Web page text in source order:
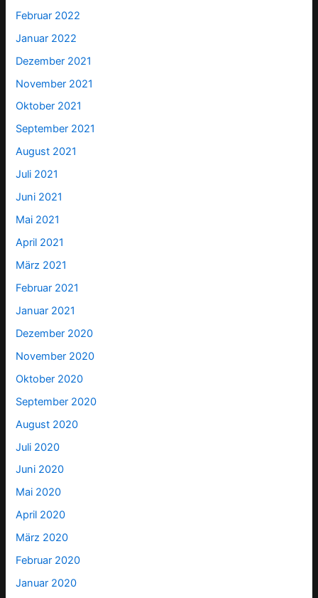
Februar 2022
Januar 2022
Dezember 2021
November 2021
Oktober 2021
September 2021
August 2021
Juli 2021
Juni 2021
Mai 2021
April 2021
März 2021
Februar 2021
Januar 2021
Dezember 2020
November 2020
Oktober 2020
September 2020
August 2020
Juli 2020
Juni 2020
Mai 2020
April 2020
März 2020
Februar 2020
Januar 2020